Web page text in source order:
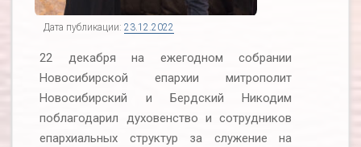
Дата публикации:23.12.2022
22 декабря на ежегодном собрании
Новосибирской епархии митрополит
Новосибирский и Бердский Никодим
поблагодарил духовенство и сотрудников
епархиальных структур за служение на